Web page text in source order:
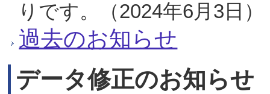
りです。（2024年6月3日）
過去のお知らせ
データ修正のお知らせ